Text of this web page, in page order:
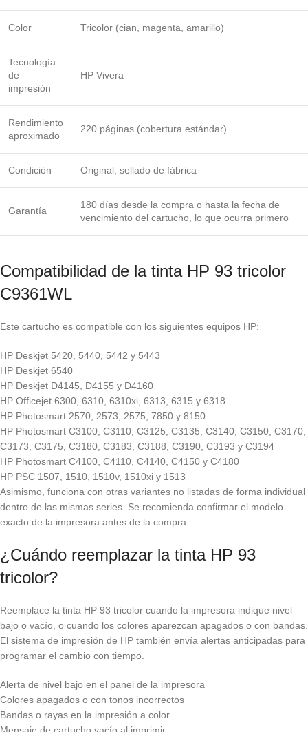
Color Tricolor (cian, magenta, amarillo)
Tecnología
de
impresión
HP Vivera
Rendimiento
aproximado
220 páginas (cobertura estándar)
Condición Original, sellado de fábrica
Garantía
180 días desde la compra o hasta la fecha de
vencimiento del cartucho, lo que ocurra primero
Compatibilidad de la tinta HP 93 tricolor
C9361WL
Este cartucho es compatible con los siguientes equipos HP:
HP Deskjet 5420, 5440, 5442 y 5443
HP Deskjet 6540
HP Deskjet D4145, D4155 y D4160
HP Officejet 6300, 6310, 6310xi, 6313, 6315 y 6318
HP Photosmart 2570, 2573, 2575, 7850 y 8150
HP Photosmart C3100, C3110, C3125, C3135, C3140, C3150, C3170,
C3173, C3175, C3180, C3183, C3188, C3190, C3193 y C3194
HP Photosmart C4100, C4110, C4140, C4150 y C4180
HP PSC 1507, 1510, 1510v, 1510xi y 1513
Asimismo, funciona con otras variantes no listadas de forma individual
dentro de las mismas series. Se recomienda confirmar el modelo
exacto de la impresora antes de la compra.
¿Cuándo reemplazar la tinta HP 93
tricolor?
Reemplace la tinta HP 93 tricolor cuando la impresora indique nivel
bajo o vacío, o cuando los colores aparezcan apagados o con bandas.
El sistema de impresión de HP también envía alertas anticipadas para
programar el cambio con tiempo.
Alerta de nivel bajo en el panel de la impresora
Colores apagados o con tonos incorrectos
Bandas o rayas en la impresión a color